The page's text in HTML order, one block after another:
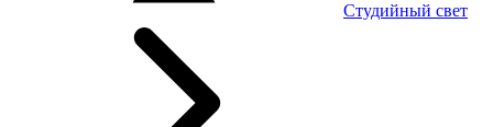
Студийный свет